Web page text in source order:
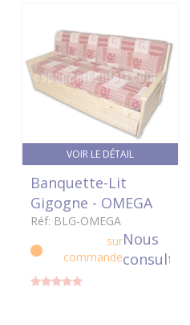
VOIR LE DÉTAIL
Banquette-Lit
Gigogne - OMEGA
Réf: BLG-OMEGA
sur
commande
Nous
consulter